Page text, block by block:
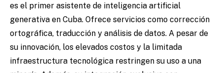
es el primer asistente de inteligencia artificial
generativa en Cuba. Ofrece servicios como corrección
ortográfica, traducción y análisis de datos. A pesar de
su innovación, los elevados costos y la limitada
infraestructura tecnológica restringen su uso a una